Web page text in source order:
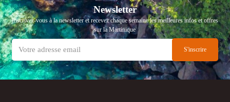
Newsletter
Inscrivez-vous à la newsletter et recevez chaque semaine les meilleures infos et offres
sur la Martinique